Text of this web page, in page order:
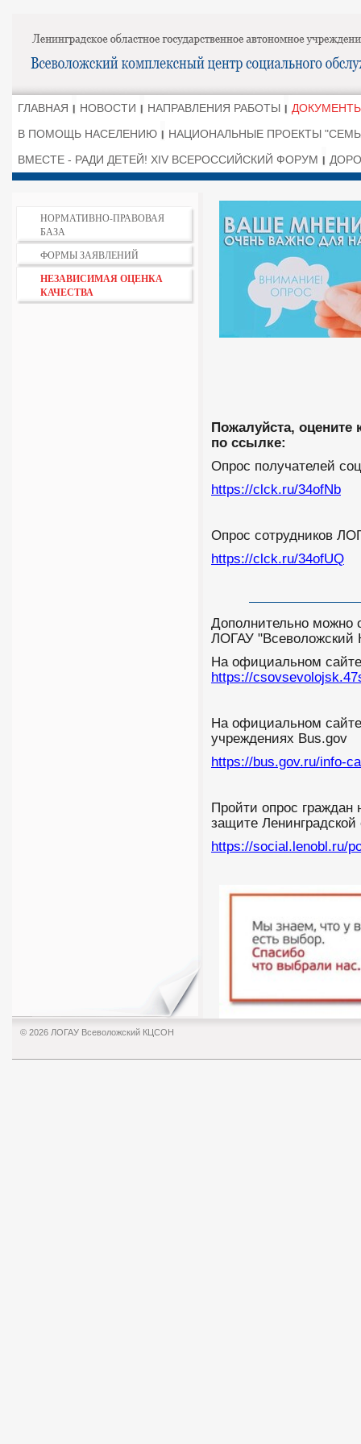
ГЛАВНАЯ НОВОСТИ НАПРАВЛЕНИЯ РАБОТЫ
В ПОМОЩЬ НАСЕЛЕНИЮ
НАЦИОНАЛЬНЫЕ ПРОЕКТЫ
ВМЕСТЕ - РАДИ ДЕТЕЙ! XIV ВСЕРОССИЙСКИЙ ФОРУМ
НОРМАТИВНО-ПРАВОВАЯ
БАЗА
ФОРМЫ ЗАЯВЛЕНИЙ
НЕЗАВИСИМАЯ ОЦЕНКА
КАЧЕСТВА
Пожалуйста, оцените
по ссылке:
Опрос получателей
https://clck.ru/34ofNb
Опрос сотрудников
https://clck.ru/34ofUQ
Дополнительно можно
ЛОГАУ
На официальном сайте
https://
На официальном
учреждениях Bus.gov
https://bus.gov.ru/info-
Пройти опрос граждан
защите Ленинградской
https://social.lenobl.ru/
© 2026 ЛОГАУ Всеволожский КЦСОН